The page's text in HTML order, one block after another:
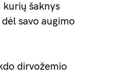
kurių šaknys
savo augimo
dirvožemio